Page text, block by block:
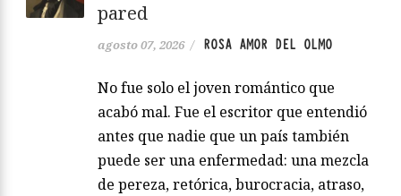
pared
agosto 07, 2026 / ROSA AMOR DEL OLMO
No fue solo el joven romántico que
acabó mal. Fue el escritor que entendió
antes que nadie que un país también
puede ser una enfermedad: una mezcla
de pereza, retórica, burocracia, atraso,